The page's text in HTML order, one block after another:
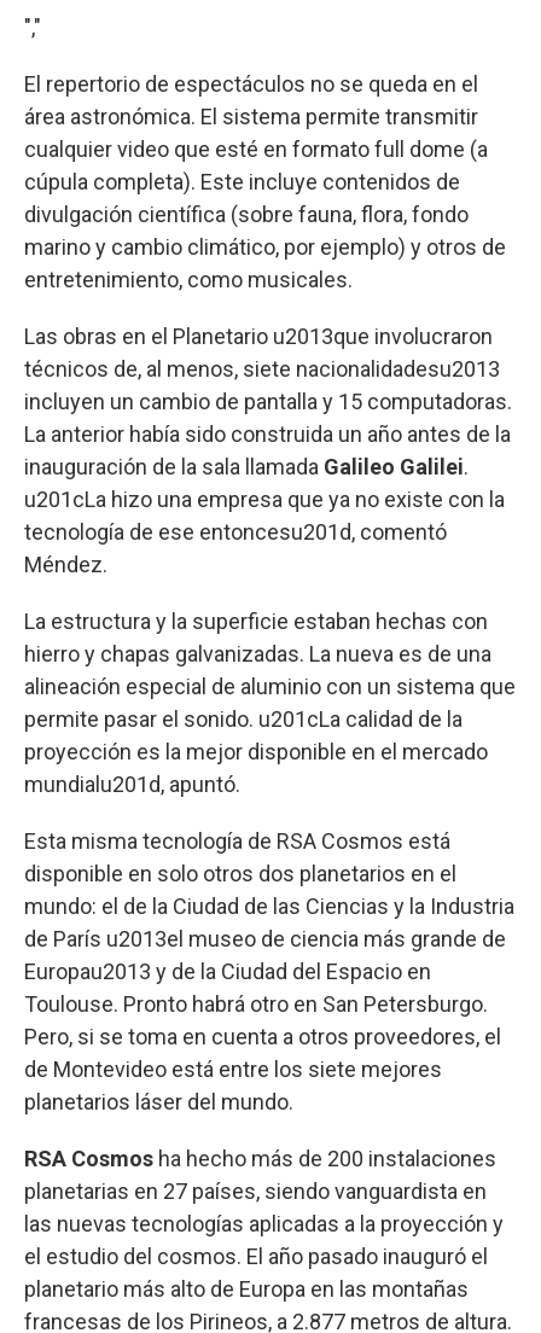
","
El repertorio de espectáculos no se queda en el
área astronómica. El sistema permite transmitir
cualquier video que esté en formato full dome (a
cúpula completa). Este incluye contenidos de
divulgación científica (sobre fauna, flora, fondo
marino y cambio climático, por ejemplo) y otros de
entretenimiento, como musicales.
Las obras en el Planetario u2013que involucraron
técnicos de, al menos, siete nacionalidadesu2013
incluyen un cambio de pantalla y 15 computadoras.
La anterior había sido construida un año antes de la
inauguración de la sala llamada Galileo Galilei.
u201cLa hizo una empresa que ya no existe con la
tecnología de ese entoncesu201d, comentó
Méndez.
La estructura y la superficie estaban hechas con
hierro y chapas galvanizadas. La nueva es de una
alineación especial de aluminio con un sistema que
permite pasar el sonido. u201cLa calidad de la
proyección es la mejor disponible en el mercado
mundialu201d, apuntó.
Esta misma tecnología de RSA Cosmos está
disponible en solo otros dos planetarios en el
mundo: el de la Ciudad de las Ciencias y la Industria
de París u2013el museo de ciencia más grande de
Europau2013 y de la Ciudad del Espacio en
Toulouse. Pronto habrá otro en San Petersburgo.
Pero, si se toma en cuenta a otros proveedores, el
de Montevideo está entre los siete mejores
planetarios láser del mundo.
RSA Cosmos ha hecho más de 200 instalaciones
planetarias en 27 países, siendo vanguardista en
las nuevas tecnologías aplicadas a la proyección y
el estudio del cosmos. El año pasado inauguró el
planetario más alto de Europa en las montañas
francesas de los Pirineos, a 2.877 metros de altura.